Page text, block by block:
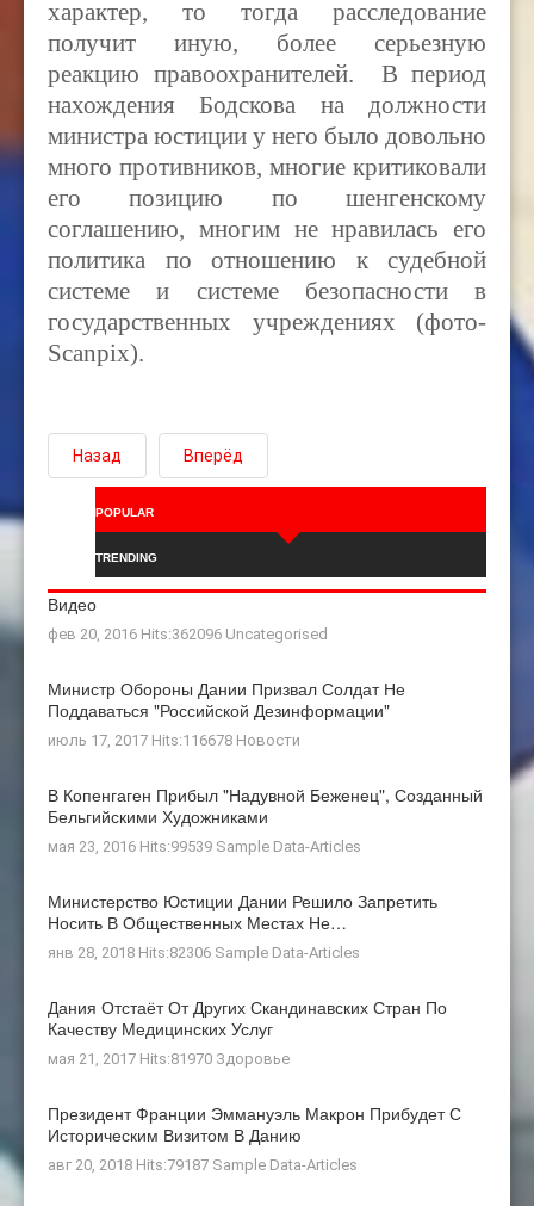
характер, то тогда расследование
получит иную, более серьезную
реакцию правоохранителей.
В период
нахождения Бодскова на должности
министра юстиции у него было довольно
много противников, многие критиковали
его позицию по шенгенскому
соглашению, многим не нравилась его
политика по отношению к судебной
системе и системе безопасности в
государственных учреждениях (фото-
Scanpix).
Назад Вперёд
POPULAR
TRENDING
Видео
фев 20, 2016 Hits:362096 Uncategorised
Министр Обороны Дании Призвал Солдат Не
Поддаваться "российской Дезинформации"
июль 17, 2017 Hits:116678 Новости
В Копенгаген Прибыл "Надувной Беженец", Созданный
Бельгийскими Художниками
мая 23, 2016 Hits:99539 Sample Data-Articles
Министерство Юстиции Дании Решило Запретить
Носить В Общественных Местах Не…
янв 28, 2018 Hits:82306 Sample Data-Articles
Дания Отстаёт От Других Скандинавских Стран По
Качеству Медицинских Услуг
мая 21, 2017 Hits:81970 Здоровье
Президент Франции Эммануэль Макрон Прибудет С
Историческим Визитом В Данию
авг 20, 2018 Hits:79187 Sample Data-Articles